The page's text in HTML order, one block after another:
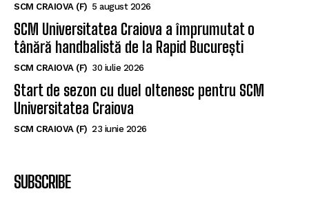
SCM CRAIOVA (F) 5 august 2026
SCM Universitatea Craiova a împrumutat o
tânără handbalistă de la Rapid București
SCM CRAIOVA (F) 30 iulie 2026
Start de sezon cu duel oltenesc pentru SCM
Universitatea Craiova
SCM CRAIOVA (F) 23 iunie 2026
SUBSCRIBE